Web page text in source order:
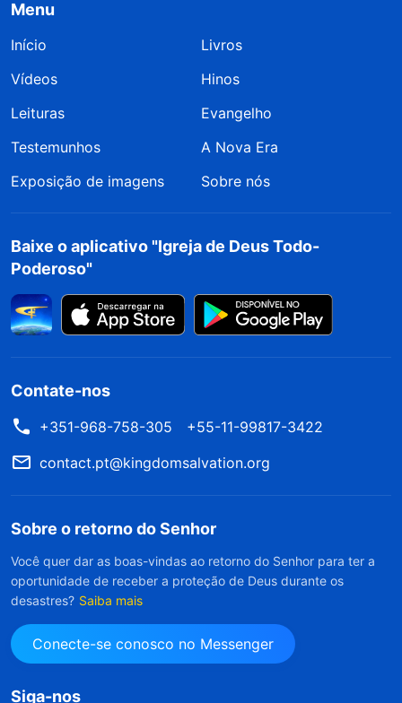
Menu
Início
Livros
Vídeos
Hinos
Leituras
Evangelho
Testemunhos
A Nova Era
Exposição de imagens
Sobre nós
Baixe o aplicativo "Igreja de Deus Todo-
Poderoso"
Contate-nos
+351-968-758-305
+55-11-99817-3422
contact.pt@kingdomsalvation.org
Sobre o retorno do Senhor
Você quer dar as boas-vindas ao retorno do Senhor para ter a
oportunidade de receber a proteção de Deus durante os
desastres? Saiba mais
Conecte-se conosco no Messenger
Siga-nos